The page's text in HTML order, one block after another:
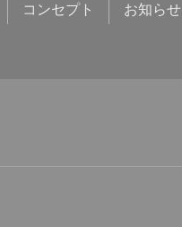
コンセプト お知らせ